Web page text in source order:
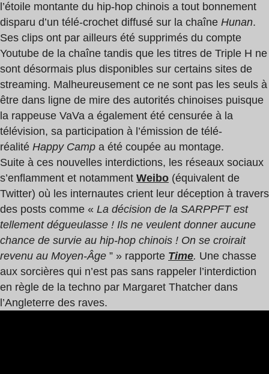
l’étoile montante du hip-hop chinois a tout bonnement
disparu d’un télé-crochet diffusé sur la chaîne Hunan.
Ses clips ont par ailleurs été supprimés du compte
Youtube de la chaîne tandis que les titres de Triple H ne
sont désormais plus disponibles sur certains sites de
streaming. Malheureusement ce ne sont pas les seuls à
être dans ligne de mire des autorités chinoises puisque
la rappeuse VaVa a également été censurée à la
télévision, sa participation à l’émission de télé-
réalité Happy Camp a été coupée au montage.
Suite à ces nouvelles interdictions, les réseaux sociaux
s’enflamment et notamment Weibo (équivalent de
Twitter) où les internautes crient leur déception à travers
des posts comme « La décision de la SARPPFT est
tellement dégueulasse ! Ils ne veulent donner aucune
chance de survie au hip-hop chinois ! On se croirait
revenu au Moyen-Âge ” » rapporte Time. Une chasse
aux sorcières qui n’est pas sans rappeler l’interdiction
en règle de la techno par Margaret Thatcher dans
l’Angleterre des raves.